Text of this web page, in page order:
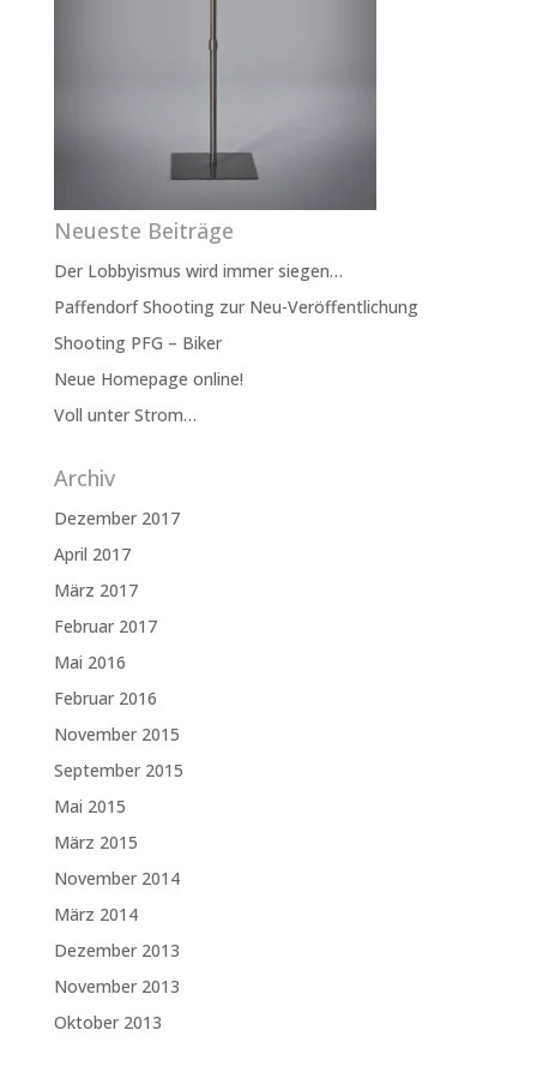
Neueste Beiträge
Der Lobbyismus wird immer siegen…
Paffendorf Shooting zur Neu-Veröffentlichung
Shooting PFG – Biker
Neue Homepage online!
Voll unter Strom…
Archiv
Dezember 2017
April 2017
März 2017
Februar 2017
Mai 2016
Februar 2016
November 2015
September 2015
Mai 2015
März 2015
November 2014
März 2014
Dezember 2013
November 2013
Oktober 2013